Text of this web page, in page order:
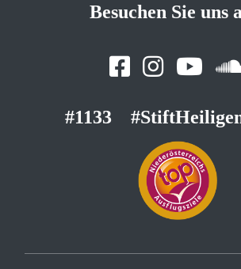
Besuchen Sie uns
#1133